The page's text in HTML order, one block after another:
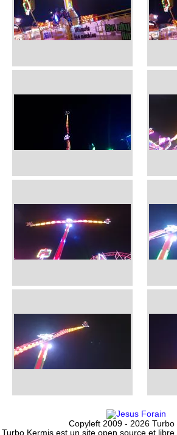
Copyleft 2009 - 2026 Turbo
Turbo Kermis est un site open source et